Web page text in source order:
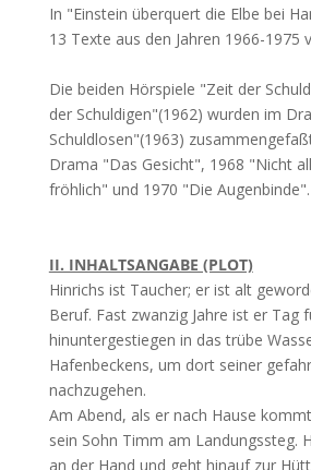
In "Einstein überquert die Elbe bei
13 Texte aus den Jahren 1966-1975
Die beiden Hörspiele "Zeit der
der Schuldigen"(1962) wurden im
Schuldlosen"(1963)
Drama "Das Gesicht", 1968 "Nicht
fröhlich" und 1970 "Die Augenbinde".
II. INHALTSANGABE (PLOT)
Hinrichs ist Taucher; er ist alt
Beruf. Fast zwanzig Jahre ist er Tag
hinuntergestiegen in das trübe
Hafenbeckens, um dort seiner
nachzugehen.
Am Abend, als er nach Hause
sein Sohn Timm am Landungssteg.
an der Hand und geht hinauf zur